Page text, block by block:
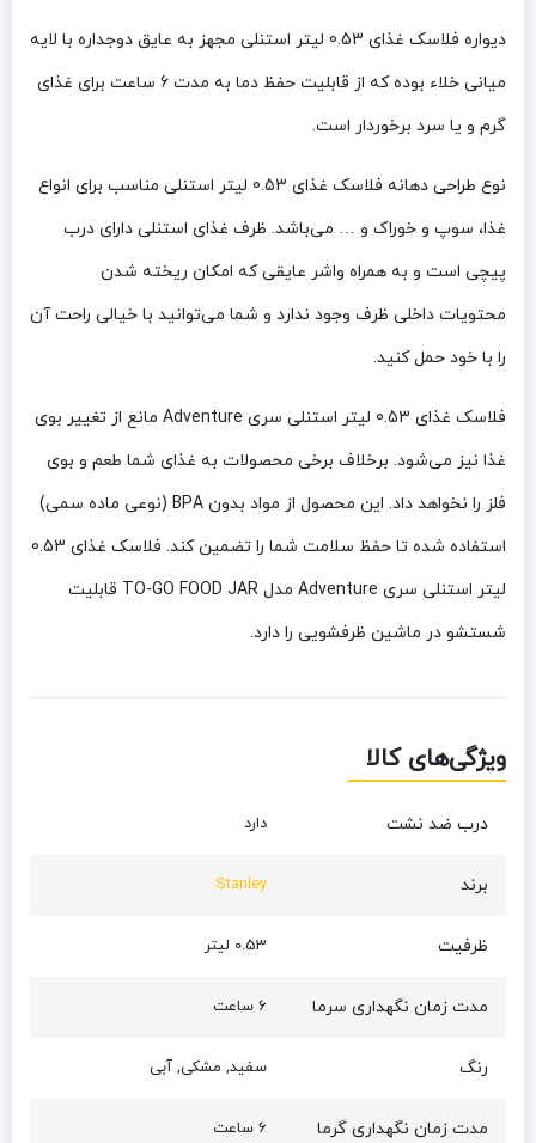
دیواره فلاسک غذای 0.53 لیتر استنلی مجهز به عایق دوجداره با لایه
میانی خلاء بوده که از قابلیت حفظ دما به مدت 6 ساعت برای غذای
گرم و یا سرد برخوردار است.
نوع طراحی دهانه فلاسک غذای 0.53 لیتر استنلی مناسب برای انواع
غذا، سوپ و خوراک و … می‌باشد. ظرف غذای استنلی دارای درب
پیچی است و به همراه واشر عایقی که امکان ریخته شدن
محتویات داخلی ظرف وجود ندارد و شما می‌توانید با خیالی راحت آن
را با خود حمل کنید.
فلاسک غذای 0.53 لیتر استنلی سری Adventure مانع از تغییر بوی
غذا نیز می‌شود. برخلاف برخی محصولات به غذای شما طعم و بوی
فلز را نخواهد داد. این محصول از مواد بدون BPA (نوعی ماده سمی)
استفاده شده تا حفظ سلامت شما را تضمین کند. فلاسک غذای 0.53
لیتر استنلی سری Adventure مدل TO-GO FOOD JAR قابلیت
شستشو در ماشین ظرفشویی را دارد.
ویژگی‌های کالا
درب ضد نشت دارد
برند Stanley
ظرفیت 0.53 لیتر
مدت زمان نگهداری سرما 6 ساعت
رنگ سفید, مشکی, آبی
مدت زمان نگهداری گرما 6 ساعت